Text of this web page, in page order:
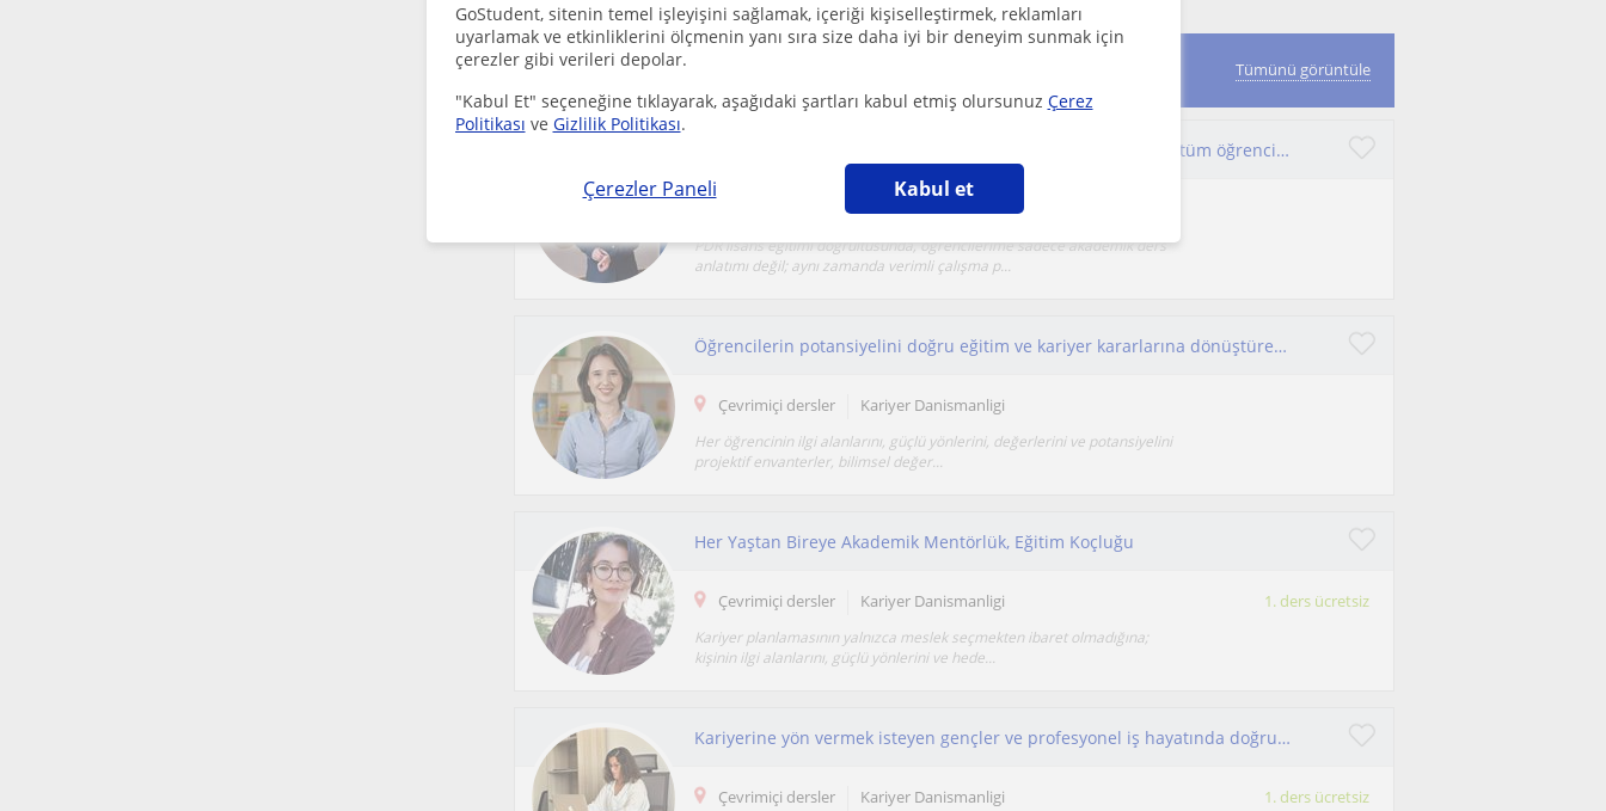
GoStudent, sitenin temel işleyişini sağlamak, içeriği kişiselleştirmek, reklamları
uyarlamak ve etkinliklerini ölçmenin yanı sıra size daha iyi bir deneyim sunmak için
çerezler gibi verileri depolar.
"Kabul Et" seçeneğine tıklayarak, aşağıdaki şartları kabul etmiş olursunuz Çerez
Politikası ve Gizlilik Politikası.
Çerezler Paneli Kabul et
Online Kariyer Danismanligi dersi veren öğretmenler Tümünü görüntüle
PDR mezunuyum; verimli çalışma ve başarı odaklı derslerim tüm öğrencilere uygundur.
Kariyer Danismanligi
PDR lisans eğitimi doğrultusunda, öğrencilerime sadece akademik ders
anlatımı değil; aynı zamanda verimli çalışma p...
Öğrencilerin potansiyelini doğru eğitim ve kariyer kararlarına dönüştüren, sonuç odaklı bir kariyer danışmanıyım
Çevrimiçi dersler Kariyer Danismanligi
Her öğrencinin ilgi alanlarını, güçlü yönlerini, değerlerini ve potansiyelini
projektif envanterler, bilimsel değer...
Her Yaştan Bireye Akademik Mentörlük, Eğitim Koçluğu
Çevrimiçi dersler Kariyer Danismanligi 1. ders ücretsiz
Kariyer planlamasının yalnızca meslek seçmekten ibaret olmadığına;
kişinin ilgi alanlarını, güçlü yönlerini ve hede...
Kariyerine yön vermek isteyen gençler ve profesyonel iş hayatında doğru seçimler ile bir yol haritası olusturmak isteyen bireyler
Çevrimiçi dersler Kariyer Danismanligi 1. ders ücretsiz